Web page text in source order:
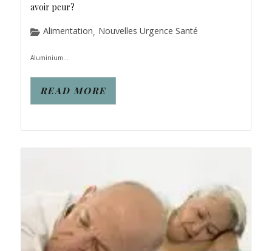
avoir peur?
Alimentation, Nouvelles Urgence Santé
Aluminium...
READ MORE